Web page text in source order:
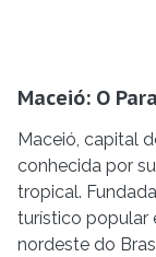
Maceió: O
Maceió, capital
conhecida por
tropical.
turístico popular
nordeste do